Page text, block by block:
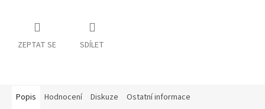
ZEPTAT SE SDÍLET
Popis Hodnocení Diskuze Ostatní informace